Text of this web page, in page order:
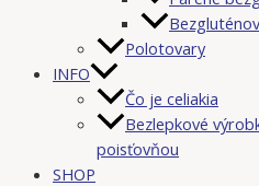
Polotovary
INFO
Čo je celiakia
Bezlepkové
poisťovňou
SHOP